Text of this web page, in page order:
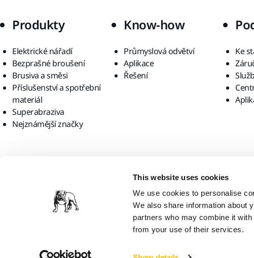
This website uses cookies
We use cookies to personalise
We also share information about
partners who may combine it
from your use of their services.
Produkty
Elektrické nářadí
Bezprašné broušení
Brusiva a směsi
Příslušenství a spotřební
materiál
Superabraziva
Nejznámější značky
Know-how
Průmyslová odvětví
Aplikace
Řešení
Ke